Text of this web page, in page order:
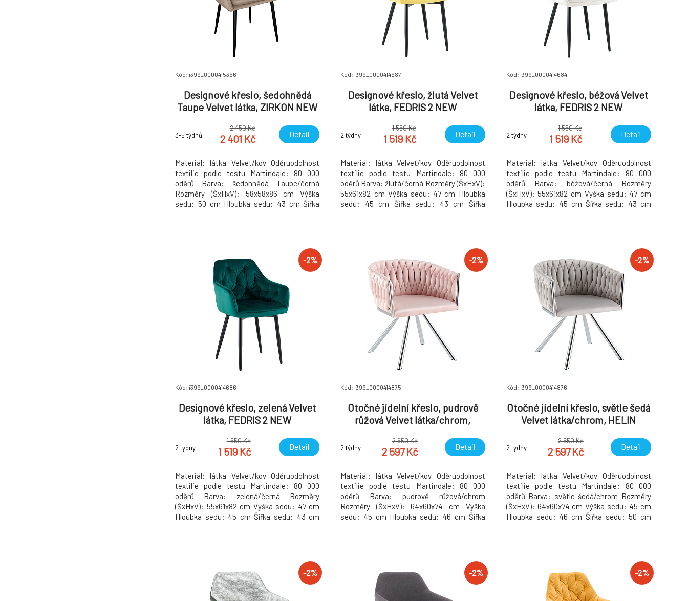
Kód: i399_0000415366
Designové křeslo, šedohnědá
Taupe Velvet látka, ZIRKON NEW
3-5 týdnů
2 450 Kč
2 401 Kč Detail
Materiál: látka Velvet/kov Oděruodolnost
textilie podle testu Martindale: 80 000
oděrů Barva: šedohnědá Taupe/černá
Rozměry (ŠxHxV): 58x58x86 cm Výška
sedu: 50 cm Hloubka sedu: 43 cm Šířka
Kód: i399_0000414687
Designové křeslo, žlutá Velvet
látka, FEDRIS 2 NEW
2 týdny
1 550 Kč
1 519 Kč Detail
Materiál: látka Velvet/kov Oděruodolnost
textilie podle testu Martindale: 80 000
oděrů Barva: žlutá/černá Rozměry (ŠxHxV):
55x61x82 cm Výška sedu: 47 cm Hloubka
sedu: 45 cm Šířka sedu: 43 cm Šířka
Kód: i399_0000414684
Designové křeslo, béžová Velvet
látka, FEDRIS 2 NEW
2 týdny
1 550 Kč
1 519 Kč Detail
Materiál: látka Velvet/kov Oděruodolnost
textilie podle testu Martindale: 80 000
oděrů Barva: béžová/černá Rozměry
(ŠxHxV): 55x61x82 cm Výška sedu: 47 cm
Hloubka sedu: 45 cm Šířka sedu: 43 cm
-2%
Kód: i399_0000414686
Designové křeslo, zelená Velvet
látka, FEDRIS 2 NEW
2 týdny
1 550 Kč
1 519 Kč Detail
Materiál: látka Velvet/kov Oděruodolnost
textilie podle testu Martindale: 80 000
oděrů Barva: zelená/černá Rozměry
(ŠxHxV): 55x61x82 cm Výška sedu: 47 cm
Hloubka sedu: 45 cm Šířka sedu: 43 cm
-2%
Kód: i399_0000414875
Otočné jídelní křeslo, pudrově
růžová Velvet látka/chrom,
2 týdny
2 650 Kč
2 597 Kč Detail
Materiál: látka Velvet/kov Oděruodolnost
textilie podle testu Martindale: 80 000
oděrů Barva: pudrově růžová/chrom
Rozměry (ŠxHxV): 64x60x74 cm Výška
sedu: 45 cm Hloubka sedu: 46 cm Šířka
-2%
Kód: i399_0000414876
Otočné jídelní křeslo, světle šedá
Velvet látka/chrom, HELIN
2 týdny
2 650 Kč
2 597 Kč Detail
Materiál: látka Velvet/kov Oděruodolnost
textilie podle testu Martindale: 80 000
oděrů Barva: světle šedá/chrom Rozměry
(ŠxHxV): 64x60x74 cm Výška sedu: 45 cm
Hloubka sedu: 46 cm Šířka sedu: 50 cm
-2% -2% -2%